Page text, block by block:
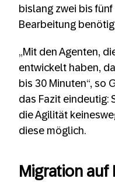
bislang zwei bis
Bearbeitung
„Mit den Agenten,
entwickelt haben,
bis 30 Minuten“, so
das Fazit eindeutig:
die Agilität
diese möglich.
Migration auf